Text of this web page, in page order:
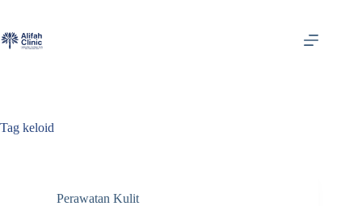
content
Tag keloid
Perawatan Kulit